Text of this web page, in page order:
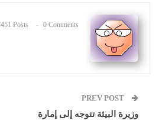
Posts 0 Comments
وزيرة البيئة تتوجه إلى إمارة